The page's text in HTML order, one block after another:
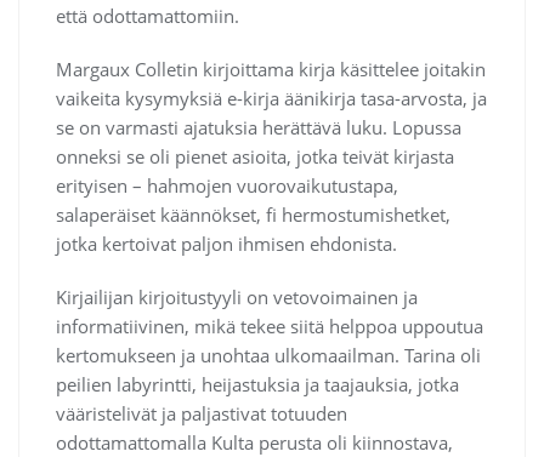
että odottamattomiin.
Margaux Colletin kirjoittama kirja käsittelee joitakin
vaikeita kysymyksiä e-kirja äänikirja tasa-arvosta, ja
se on varmasti ajatuksia herättävä luku. Lopussa
onneksi se oli pienet asioita, jotka teivät kirjasta
erityisen – hahmojen vuorovaikutustapa,
salaperäiset käännökset, fi hermostumishetket,
jotka kertoivat paljon ihmisen ehdonista.
Kirjailijan kirjoitustyyli on vetovoimainen ja
informatiivinen, mikä tekee siitä helppoa uppoutua
kertomukseen ja unohtaa ulkomaailman. Tarina oli
peilien labyrintti, heijastuksia ja taajauksia, jotka
vääristelivät ja paljastivat totuuden
odottamattomalla Kulta perusta oli kiinnostava,